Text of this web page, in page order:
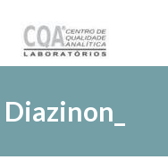
Diazinon_